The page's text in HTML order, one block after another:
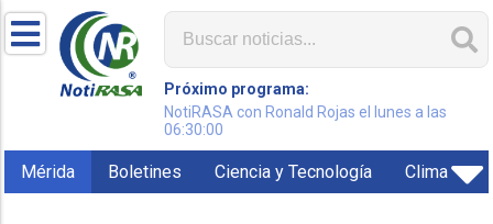
Próximo programa:
NotiRASA con Ronald Rojas el lunes a las
06:30:00
Mérida Boletines Ciencia y Tecnología Clima